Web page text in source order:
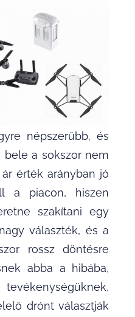
népszerűbb, és
a sokszor nem
érték arányban jó
a piacon, hiszen
szakítani egy
választék, és a
rossz döntésre
abba a hibába,
drónt választják